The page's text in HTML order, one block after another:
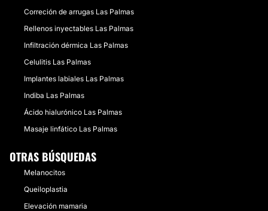
Correción de arrugas Las Palmas
Rellenos inyectables Las Palmas
Infiltración dérmica Las Palmas
Celulitis Las Palmas
Implantes labiales Las Palmas
Indiba Las Palmas
Ácido hialurónico Las Palmas
Masaje linfático Las Palmas
OTRAS BÚSQUEDAS
Melanocitos
Queiloplastia
Elevación mamaria